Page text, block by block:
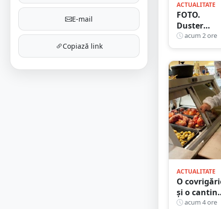
E-mail
Copiază link
ACTUALITATE
FOTO.
Duster
rămas fără
puntea
spate după
un impact
violent.
Accident
implicarea
unei
din Satu
Mare
acum 2 ore
ACTUALITATE
O
și o
din Satu
acum 4 ore